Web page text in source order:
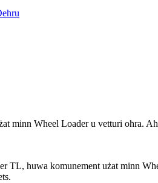
minn Wheel Loader u vetturi oħra.
TL, huwa komunement użat minn